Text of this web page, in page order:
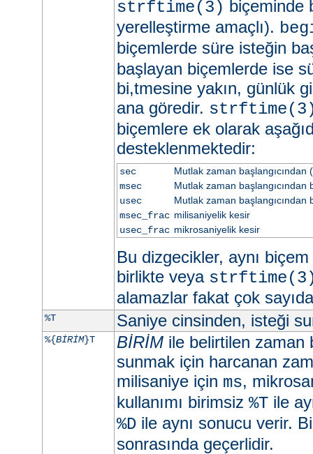
strftime(3) biçeminde
yerelleştirme amaçlı).
biçemlerde süre isteğin
başlayan biçemlerde ise
bi,tmesine yakın, günlük
ana göredir.
biçemlere ek olarak
desteklenmektedir:
sec
Mutlak zaman başlangıcından
msec
Mutlak zaman başlangıcından
usec
Mutlak zaman başlangıcından
msec_frac milisaniyelik kesir
usec_frac mikrosaniyelik kesir
Bu dizgecikler, aynı
birlikte veya
alamazlar fakat çok
%T Saniye cinsinden, isteği
%{BİRİM}T BİRİMile belirtilen zaman
sunmak için harcanan
milisaniye için ms,
kullanımı birimsiz %Tile
%Dile aynı sonucu verir.
sonrasında geçerlidir.